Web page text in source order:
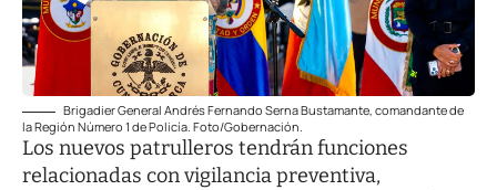
Brigadier General Andrés Fernando Serna Bustamante, comandante de
la Región Número 1 de Policía. Foto/Gobernación.
Los nuevos patrulleros tendrán funciones
relacionadas con vigilancia preventiva,